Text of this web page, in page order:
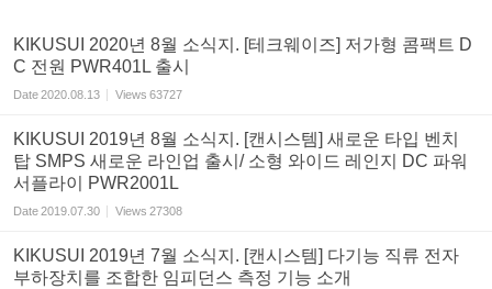
KIKUSUI 2020년 8월 소식지. [테크웨이즈] 저가형 콤팩트 D
C 전원 PWR401L 출시
Date2020.08.13 Views 63727
KIKUSUI 2019년 8월 소식지. [캔시스템] 새로운 타입 벤치
탑 SMPS 새로운 라인업 출시/ 소형 와이드 레인지 DC 파워
서플라이 PWR2001L
Date2019.07.30 Views 27308
KIKUSUI 2019년 7월 소식지. [캔시스템] 다기능 직류 전자
부하장치를 조합한 임피던스 측정 기능 소개